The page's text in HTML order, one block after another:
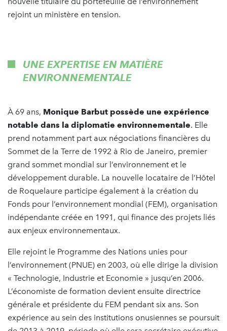
rejoint un ministère en tension.
UNE EXPERTISE EN MATIÈRE
ENVIRONNEMENTALE
À 69 ans, Monique Barbut possède une expérience
notable dans la diplomatie environnementale. Elle
prend notamment part aux négociations financières du
Sommet de la Terre de 1992 à Rio de Janeiro, premier
grand sommet mondial sur l’environnement et le
développement durable. La nouvelle locataire de l’Hôtel
de Roquelaure participe également à la création du
Fonds pour l’environnement mondial (FEM), organisation
indépendante créée en 1991, qui finance des projets liés
aux enjeux environnementaux.
Elle rejoint le Programme des Nations unies pour
l’environnement (PNUE) en 2003, où elle dirige la division
« Technologie, Industrie et Economie » jusqu’en 2006.
L’économiste de formation devient ensuite directrice
générale et présidente du FEM pendant six ans. Son
expérience au sein des institutions onusiennes se poursuit